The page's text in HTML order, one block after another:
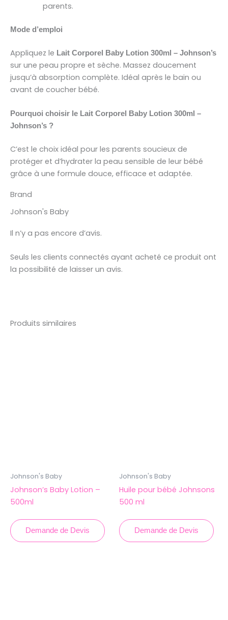
parents.
Mode d’emploi
Appliquez le Lait Corporel Baby Lotion 300ml – Johnson’s
sur une peau propre et sèche. Massez doucement
jusqu’à absorption complète. Idéal après le bain ou
avant de coucher bébé.
Pourquoi choisir le Lait Corporel Baby Lotion 300ml –
Johnson’s ?
C’est le choix idéal pour les parents soucieux de
protéger et d’hydrater la peau sensible de leur bébé
grâce à une formule douce, efficace et adaptée.
Brand
Johnson's Baby
Il n’y a pas encore d’avis.
Seuls les clients connectés ayant acheté ce produit ont
la possibilité de laisser un avis.
Produits similaires
Johnson's Baby
Johnson’s Baby Lotion –
500ml
Demande de Devis
Johnson's Baby
Huile pour bébé Johnsons
500 ml
Demande de Devis